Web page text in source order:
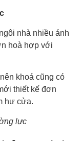
nhà nhiều ánh
hoà hợp với
khoá cũng có
thiết kế đơn
hư cửa.
lực